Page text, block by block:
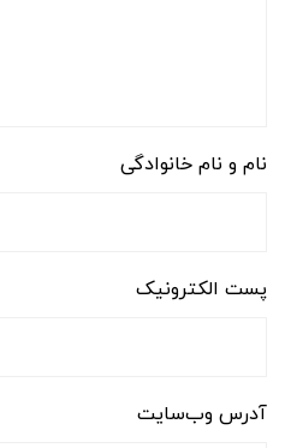
نام و نام خانوادگی
پست الکترونیک
آدرس وب‌سایت